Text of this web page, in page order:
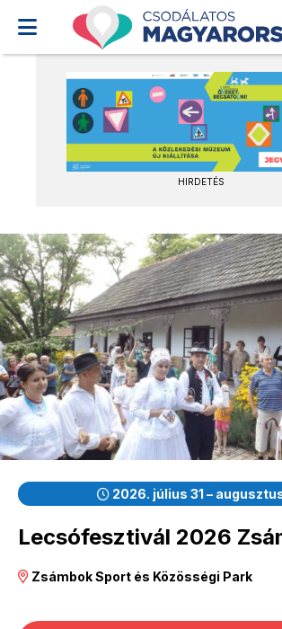
HIRDETÉS
2026. július 31 –
Lecsófesztivál 2026
Zsámbok Sport és Közösségi Park